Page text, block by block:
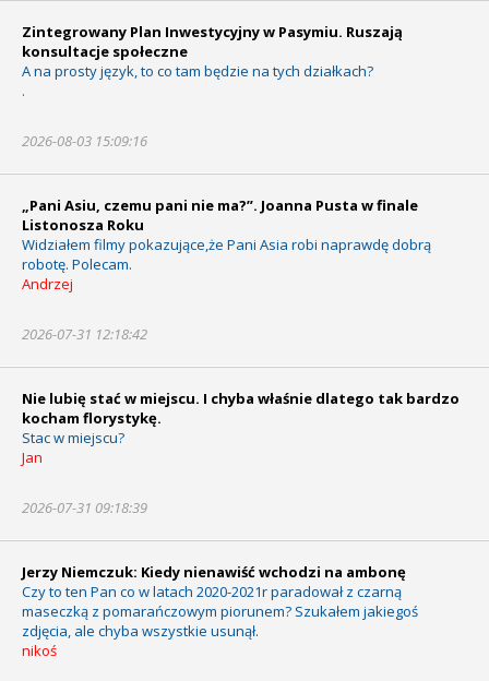
Zintegrowany Plan Inwestycyjny w Pasymiu. Ruszają
konsultacje społeczne
A na prosty język, to co tam będzie na tych działkach?
.
2026-08-03 15:09:16
„Pani Asiu, czemu pani nie ma?”. Joanna Pusta w finale
Listonosza Roku
Widziałem filmy pokazujące,że Pani Asia robi naprawdę dobrą
robotę. Polecam.
Andrzej
2026-07-31 12:18:42
Nie lubię stać w miejscu. I chyba właśnie dlatego tak bardzo
kocham florystykę.
Stac w miejscu?
Jan
2026-07-31 09:18:39
Jerzy Niemczuk: Kiedy nienawiść wchodzi na ambonę
Czy to ten Pan co w latach 2020-2021r paradował z czarną
maseczką z pomarańczowym piorunem? Szukałem jakiegoś
zdjęcia, ale chyba wszystkie usunął.
nikoś